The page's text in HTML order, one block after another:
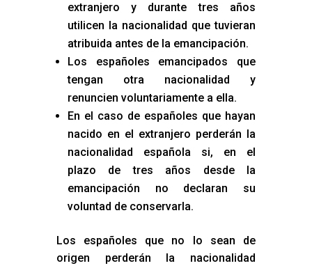
extranjero y durante tres años
utilicen la nacionalidad que tuvieran
atribuida antes de la emancipación.
Los españoles emancipados que
tengan otra nacionalidad y
renuncien voluntariamente a ella.
En el caso de españoles que hayan
nacido en el extranjero perderán la
nacionalidad española si, en el
plazo de tres años desde la
emancipación no declaran su
voluntad de conservarla.
Los españoles que no lo sean de
origen perderán la nacionalidad